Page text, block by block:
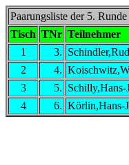
Paarungsliste der 5.
Tisch TNr Teilnehmer
1
3.
2
4.
3
5. Schilly,Hans-
4
6. Körlin,Hans-